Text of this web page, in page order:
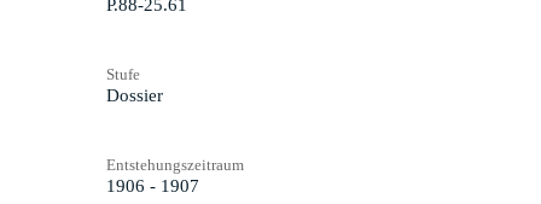
P.88-25.61
Stufe
Dossier
Entstehungszeitraum
1906 - 1907